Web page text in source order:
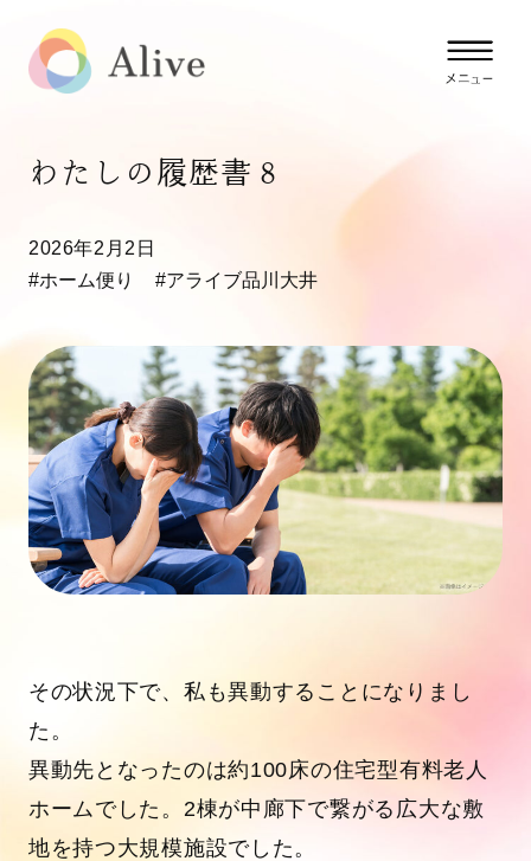
わたしの履歴書８
2026年2月2日
#ホーム便り
#アライブ品川大井
その状況下で、私も異動することになりまし
た。
異動先となったのは約100床の住宅型有料老人
ホームでした。2棟が中廊下で繋がる広大な敷
地を持つ大規模施設でした。